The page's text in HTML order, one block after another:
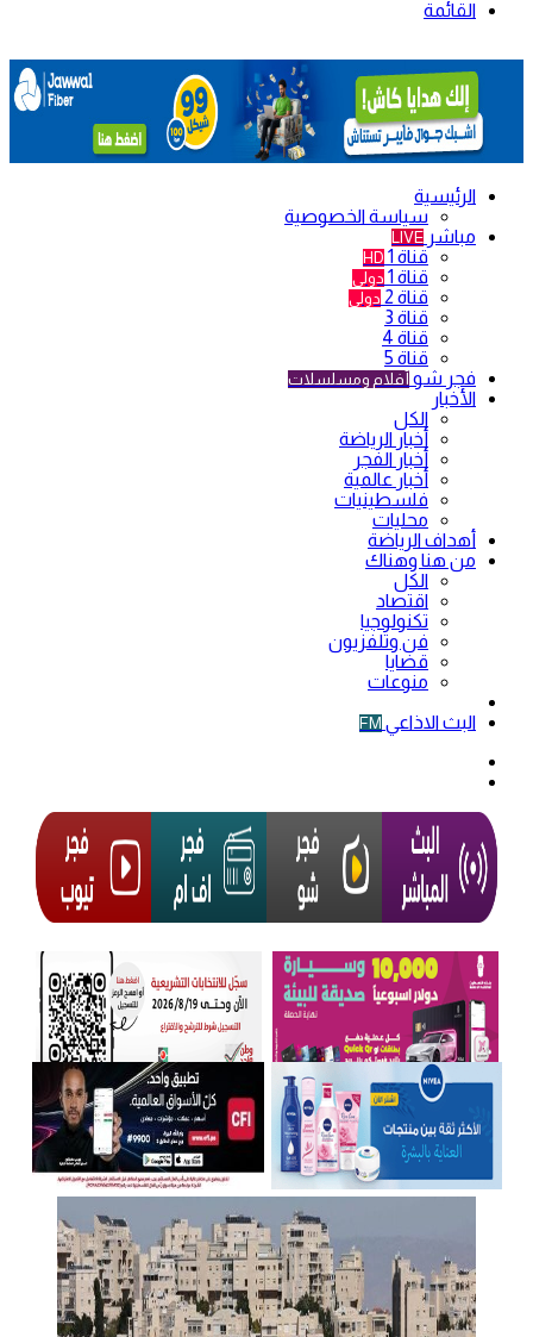
القائمة
الرئيسية
سياسة الخصوصية
مباشر LIVE
قناة 1 HD
قناة 1 دولي
قناة 2 دولي
قناة 3
قناة 4
قناة 5
فجر شو أفلام ومسلسلات
الأخبار
الكل
أخبار الرياضة
أخبار الفجر
أخبار عالمية
فلسطينيات
محليات
أهداف الرياضة
من هنا وهناك
الكل
اقتصاد
تكنولوجيا
فن وتلفزيون
قضايا
منوعات
البث الاذاعي FM